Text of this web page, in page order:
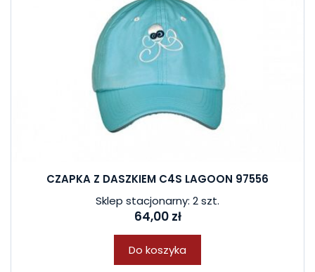
CZAPKA Z DASZKIEM C4S LAGOON 97556
Sklep stacjonarny: 2 szt.
64,00 zł
Do koszyka